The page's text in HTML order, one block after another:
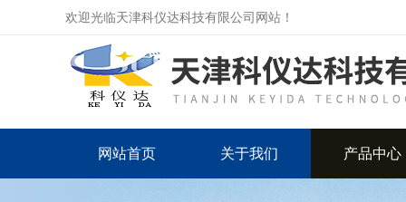
欢迎光临天津科仪达科技有限公司网站！
网站首页 关于我们 产品中心